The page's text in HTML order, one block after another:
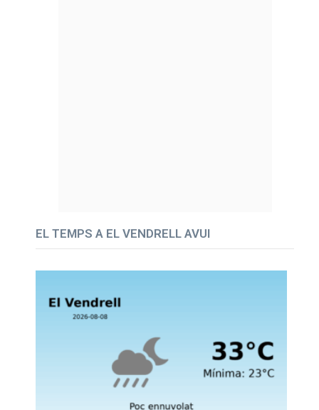
EL TEMPS A EL VENDRELL AVUI